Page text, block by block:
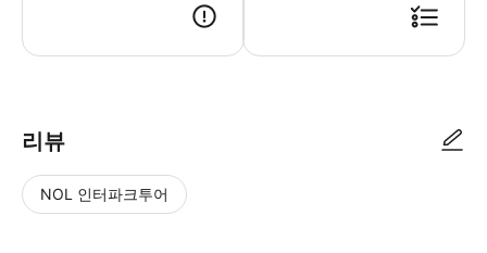
리뷰
NOL 인터파크투어